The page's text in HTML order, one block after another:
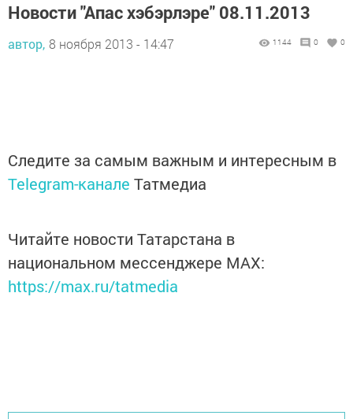
Новости "Апас хэбэрлэре" 08.11.2013
автор, 8 ноября 2013 - 14:47 1144 0 0
Следите за самым важным и интересным в
Telegram-канале Татмедиа
Читайте новости Татарстана в
национальном мессенджере MАХ:
https://max.ru/tatmedia